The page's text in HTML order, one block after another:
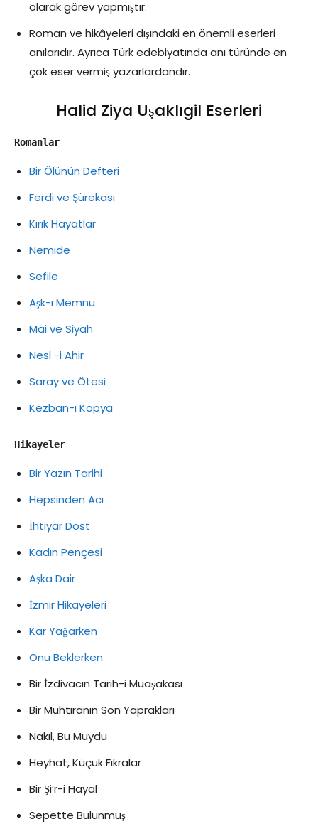
olarak görev yapmıştır.
Roman ve hikâyeleri dışındaki en önemli eserleri
anılarıdır. Ayrıca Türk edebiyatında anı türünde en
çok eser vermiş yazarlardandır.
Halid Ziya Uşaklıgil Eserleri
Romanlar
Bir Ölünün Defteri
Ferdi ve Şürekası
Kırık Hayatlar
Nemide
Sefile
Aşk-ı Memnu
Mai ve Siyah
Nesl -i Ahir
Saray ve Ötesi
Kezban-ı Kopya
Hikayeler
Bir Yazın Tarihi
Hepsinden Acı
İhtiyar Dost
Kadın Pençesi
Aşka Dair
İzmir Hikayeleri
Kar Yağarken
Onu Beklerken
Bir İzdivacın Tarih-i Muaşakası
Bir Muhtıranın Son Yaprakları
Nakıl, Bu Muydu
Heyhat, Küçük Fıkralar
Bir Şi’r-i Hayal
Sepette Bulunmuş